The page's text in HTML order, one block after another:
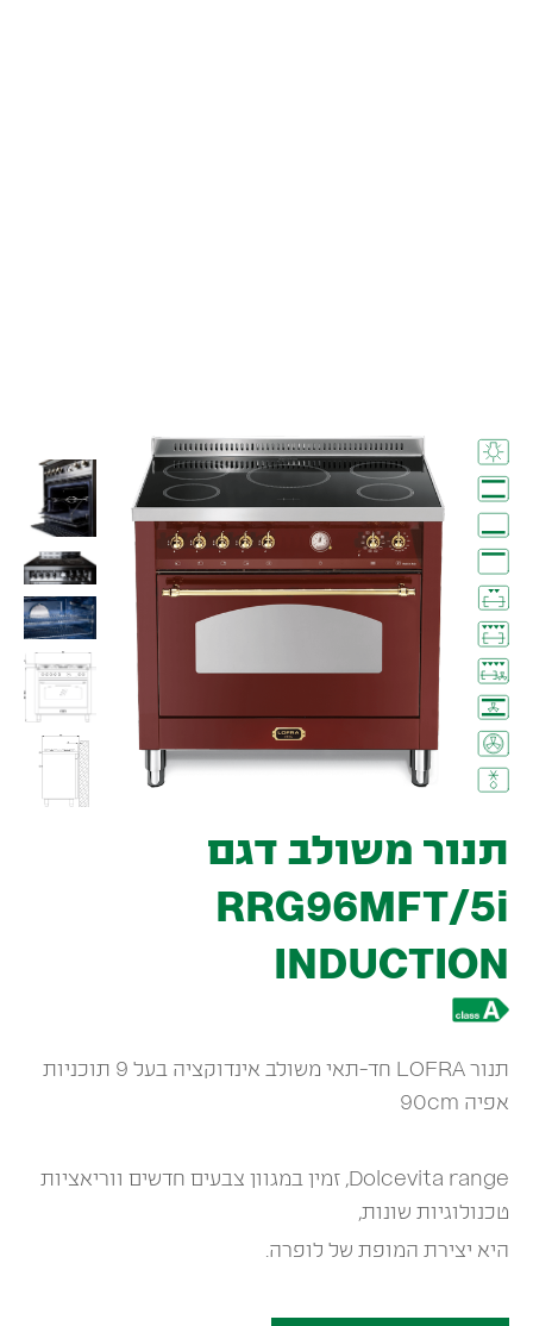
תנור משולב דגם
RRG96MFT/5i
INDUCTION
תנור LOFRA חד-תאי משולב אינדוקציה בעל 9 תוכניות
אפיה 90cm
Dolcevita range, זמין במגוון צבעים חדשים ווריאציות
טכנולוגיות שונות,
היא יצירת המופת של לופרה.